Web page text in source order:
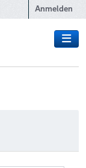
Anmelden